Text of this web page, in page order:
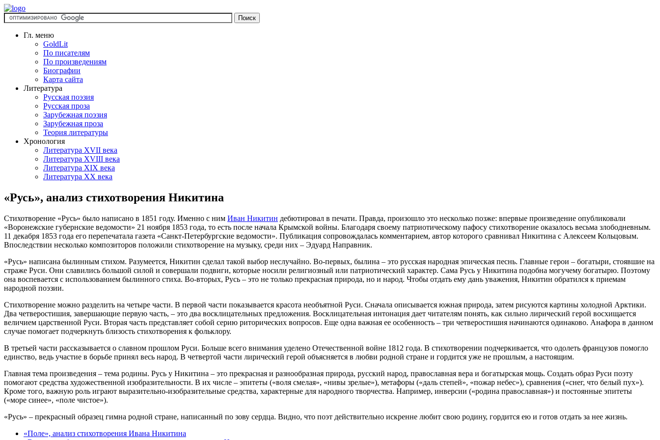
Гл. меню
GoldLit
По писателям
По произведениям
Биографии
Карта сайта
Литература
Русская поэзия
Русская проза
Зарубежная поэзия
Зарубежная проза
Теория литературы
Хронология
Литература XVII века
Литература XVIII века
Литература XIX века
Литература XX века
«Русь», анализ стихотворения Никитина
Стихотворение «Русь» было написано в 1851 году. Именно с ним Иван Никитин дебютировал в печати. Правда, произошло это несколько позже: впервые произведение опубликовали
«Воронежские губернские ведомости» 21 ноября 1853 года, то есть после начала Крымской войны. Благодаря своему патриотическому пафосу стихотворение оказалось весьма злободневным.
11 декабря 1853 года его перепечатала газета «Санкт-Петербургские ведомости». Публикация сопровождалась комментарием, автор которого сравнивал Никитина с Алексеем Кольцовым.
Впоследствии несколько композиторов положили стихотворение на музыку, среди них – Эдуард Направник.
«Русь» написана былинным стихом. Разумеется, Никитин сделал такой выбор неслучайно. Во-первых, былина – это русская народная эпическая песнь. Главные герои – богатыри, стоявшие на
страже Руси. Они славились большой силой и совершали подвиги, которые носили религиозный или патриотический характер. Сама Русь у Никитина подобна могучему богатырю. Поэтому
она воспевается с использованием былинного стиха. Во-вторых, Русь – это не только прекрасная природа, но и народ. Чтобы отдать ему дань уважения, Никитин обратился к приемам
народной поэзии.
Стихотворение можно разделить на четыре части. В первой части показывается красота необъятной Руси. Сначала описывается южная природа, затем рисуются картины холодной Арктики.
Два четверостишия, завершающие первую часть, – это два восклицательных предложения. Восклицательная интонация дает читателям понять, как сильно лирический герой восхищается
величием царственной Руси. Вторая часть представляет собой серию риторических вопросов. Еще одна важная ее особенность – три четверостишия начинаются одинаково. Анафора в данном
случае помогает подчеркнуть близость стихотворения к фольклору.
В третьей части рассказывается о славном прошлом Руси. Больше всего внимания уделено Отечественной войне 1812 года. В стихотворении подчеркивается, что одолеть французов помогло
единство, ведь участие в борьбе принял весь народ. В четвертой части лирический герой объясняется в любви родной стране и гордится уже не прошлым, а настоящим.
Главная тема произведения – тема родины. Русь у Никитина – это прекрасная и разнообразная природа, русский народ, православная вера и богатырская мощь. Создать образ Руси поэту
помогают средства художественной изобразительности. В их числе – эпитеты («воля смелая», «нивы зрелые»), метафоры («даль степей», «пожар небес»), сравнения («снег, что белый пух»).
Кроме того, важную роль играют выразительно-изобразительные средства, характерные для народного творчества. Например, инверсии («родина православная») и постоянные эпитеты
(«море синее», «поле чистое»).
«Русь» – прекрасный образец гимна родной стране, написанный по зову сердца. Видно, что поэт действительно искренне любит свою родину, гордится ею и готов отдать за нее жизнь.
«Поле», анализ стихотворения Ивана Никитина